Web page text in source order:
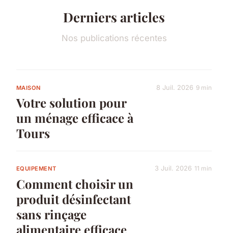
Derniers articles
Nos publications récentes
MAISON
Votre solution pour
un ménage efficace à
Tours
8 Juil. 2026 9 min
EQUIPEMENT
Comment choisir un
produit désinfectant
sans rinçage
alimentaire efficace
3 Juil. 2026 11 min